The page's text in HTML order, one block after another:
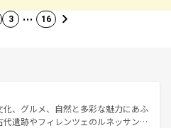
3 … 16
化、グルメ、自然と多彩な魅力にあふ
代遺跡やフィレンツェのルネッサンス